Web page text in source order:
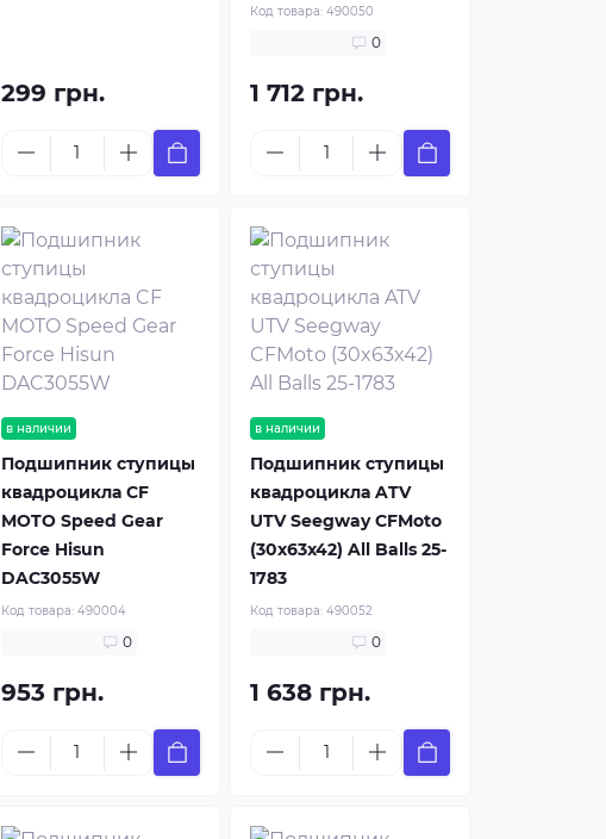
299 грн.
Код товара:490050
0
1 712 грн.
в наличии
Подшипник ступицы
квадроцикла CF
MOTO Speed Gear
Force Hisun
DAC3055W
Код товара: 490004
0
953 грн.
в наличии
Подшипник ступицы
квадроцикла ATV
UTV Seegway CFMoto
(30x63x42) All Balls 25-
1783
Код товара:490052
0
1 638 грн.